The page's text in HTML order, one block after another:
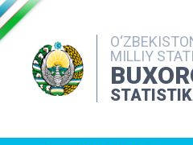
MILLIY